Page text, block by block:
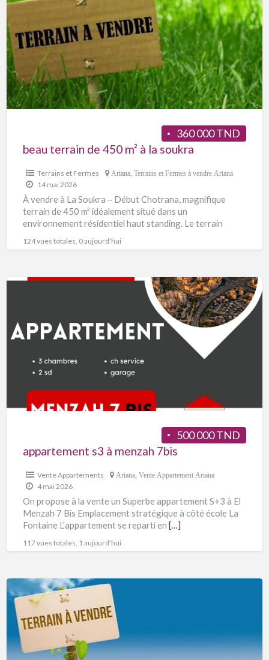
360 000 TND
beau terrain de 450 m² à la soukra
Terrains et Fermes Ariana, Terrains et Fermes à vendre Ariana
14 mai 2026
À vendre à La Soukra – Début Chotrana, magnifique
terrain de 450 m² idéalement situé dans un
environnement résidentiel haut standing. Le terrain
124 vues totales, 0 aujourd'hui
500 000 TND
appartement s3 à menzah 7bis
Vente Appartements Ariana, Vente Appartement Ariana
4 mai 2026
On propose à la vente un Superbe appartement S+3 à El
Menzah 7 Bis Emplacement stratégique à côté école La
Fontaine L’appartement se reparti en […]
117 vues totales, 1 aujourd'hui